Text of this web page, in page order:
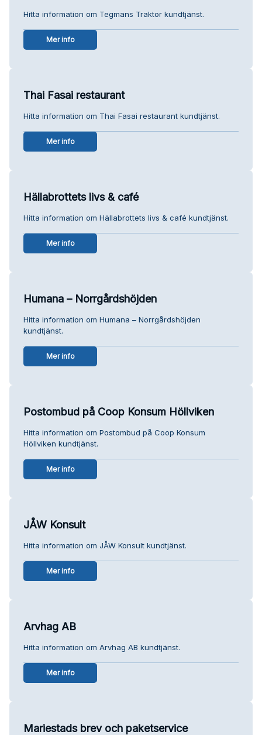
Hitta information om Tegmans Traktor kundtjänst.
Mer info
Thai Fasai restaurant
Hitta information om Thai Fasai restaurant kundtjänst.
Mer info
Hällabrottets livs & café
Hitta information om Hällabrottets livs & café kundtjänst.
Mer info
Humana – Norrgårdshöjden
Hitta information om Humana – Norrgårdshöjden
kundtjänst.
Mer info
Postombud på Coop Konsum Höllviken
Hitta information om Postombud på Coop Konsum
Höllviken kundtjänst.
Mer info
JÅW Konsult
Hitta information om JÅW Konsult kundtjänst.
Mer info
Arvhag AB
Hitta information om Arvhag AB kundtjänst.
Mer info
Mariestads brev och paketservice